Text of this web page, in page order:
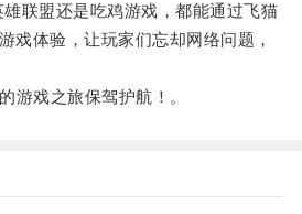
盟还是吃鸡游戏，都能通过飞猫
戏体验，让玩家们忘却网络问题，
戏之旅保驾护航！。